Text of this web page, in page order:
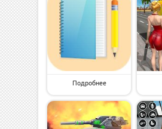
Подробнее